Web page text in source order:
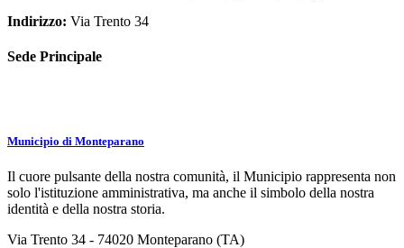
Indirizzo: Via Trento 34
Sede Principale
Municipio di Monteparano
Il cuore pulsante della nostra comunità, il Municipio rappresenta non
solo l'istituzione amministrativa, ma anche il simbolo della nostra
identità e della nostra storia.
Via Trento 34 - 74020 Monteparano (TA)